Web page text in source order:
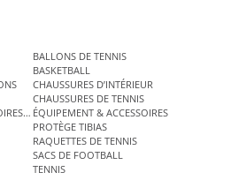
BALLONS DE TENNIS
BASKETBALL
CHAUSSURES D’INTÉRIEUR
CHAUSSURES DE TENNIS
DE TENNIS
ÉQUIPEMENT & ACCESSOIRES
PROTÈGE TIBIAS
RAQUETTES DE TENNIS
SACS DE FOOTBALL
TENNIS